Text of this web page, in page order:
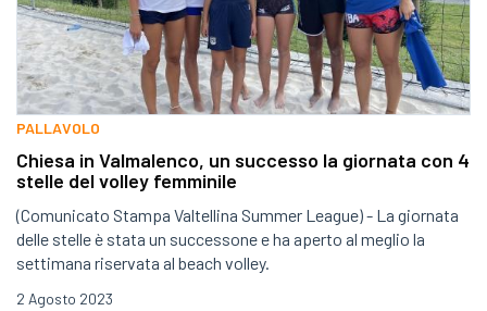
PALLAVOLO
Chiesa in Valmalenco, un successo la giornata con 4
stelle del volley femminile
(Comunicato Stampa Valtellina Summer League) - La giornata
delle stelle è stata un successone e ha aperto al meglio la
settimana riservata al beach volley.
2 Agosto 2023